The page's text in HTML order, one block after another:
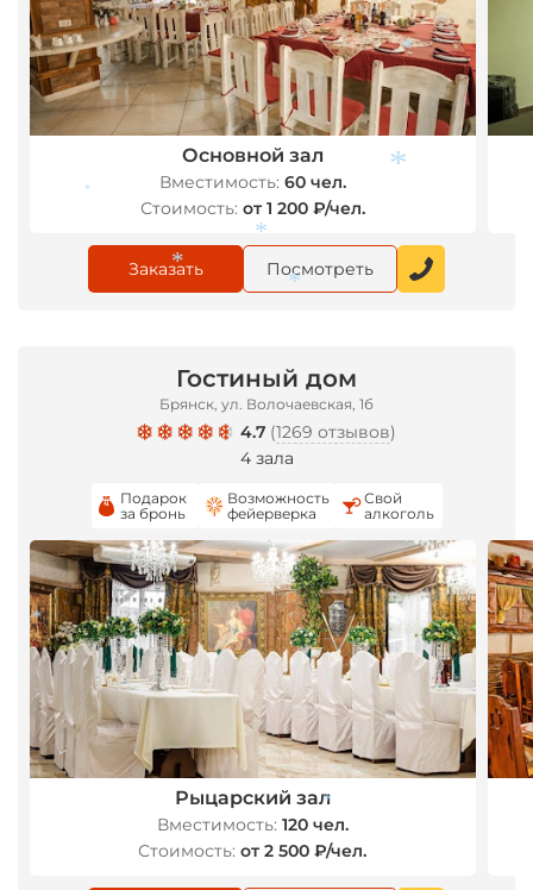
Основной зал
Вместимость: 60 чел.
Стоимость: от 1 200 ₽/чел.
Заказать Посмотреть
Гостиный дом
Брянск, ул. Волочаевская, 1б
4.7 (1269 отзывов)
4 зала
Подарок
за бронь
Возможность
фейерверка
Свой
алкоголь
Рыцарский зал
Вместимость: 120 чел.
Стоимость: от 2 500 ₽/чел.
*
*
*
*
*